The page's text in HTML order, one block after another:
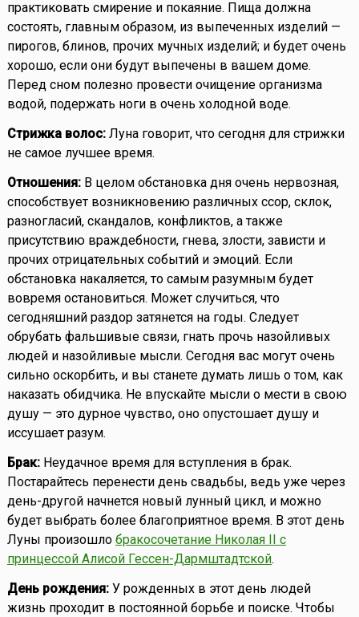
практиковать смирение и покаяние. Пища должна
состоять, главным образом, из выпеченных изделий —
пирогов, блинов, прочих мучных изделий; и будет очень
хорошо, если они будут выпечены в вашем доме.
Перед сном полезно провести очищение организма
водой, подержать ноги в очень холодной воде.
Стрижка волос:Луна говорит, что сегодня для стрижки
не самое лучшее время.
Отношения:В целом обстановка дня очень нервозная,
способствует возникновению различных ссор, склок,
разногласий, скандалов, конфликтов, а также
присутствию враждебности, гнева, злости, зависти и
прочих отрицательных событий и эмоций. Если
обстановка накаляется, то самым разумным будет
вовремя остановиться. Может случиться, что
сегодняшний раздор затянется на годы. Следует
обрубать фальшивые связи, гнать прочь назойливых
людей и назойливые мысли. Сегодня вас могут очень
сильно оскорбить, и вы станете думать лишь о том, как
наказать обидчика. Не впускайте мысли о мести в свою
душу — это дурное чувство, оно опустошает душу и
иссушает разум.
Брак:Неудачное время для вступления в брак.
Постарайтесь перенести день свадьбы, ведь уже через
день-другой начнется новый лунный цикл, и можно
будет выбрать более благоприятное время. В этот день
Луны произошло бракосочетание Николая II с
принцессой Алисой Гессен-Дармштадтской.
День рождения:У рожденных в этот день людей
жизнь проходит в постоянной борьбе и поиске. Чтобы